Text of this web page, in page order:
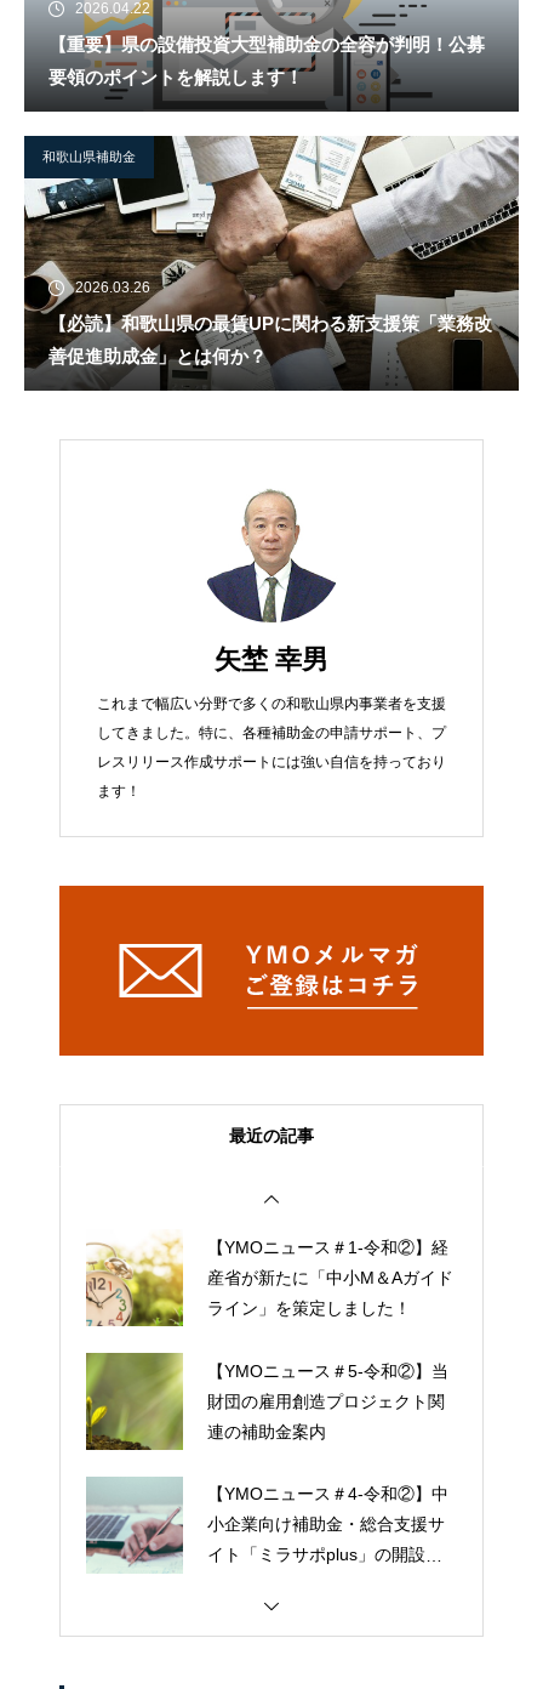
2026.04.22
【重要】県の設備投資大型補助金の全容が判明！公募
要領のポイントを解説します！
和歌山県補助金
2026.03.26
【必読】和歌山県の最賃UPに関わる新支援策「業務改
善促進助成金」とは何か？
矢埜 幸男
これまで幅広い分野で多くの和歌山県内事業者を支援
してきました。特に、各種補助金の申請サポート、プ
レスリリース作成サポートには強い自信を持っており
ます！
最近の記事
【YMOニュース＃1-令和②】経
産省が新たに「中小M＆Aガイド
ライン」を策定しました！
【YMOニュース＃5-令和②】当
財団の雇用創造プロジェクト関
連の補助金案内
【YMOニュース＃4-令和②】中
小企業向け補助金・総合支援サ
イト「ミラサポplus」の開設に